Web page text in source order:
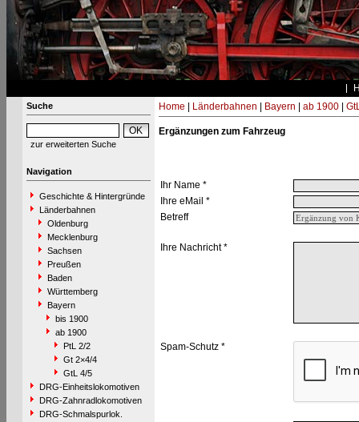
Suche
zur erweiterten Suche
Navigation
Geschichte & Hintergründe
Länderbahnen
Oldenburg
Mecklenburg
Sachsen
Preußen
Baden
Württemberg
Bayern
bis 1900
ab 1900
PtL 2/2
Gt 2×4/4
GtL 4/5
DRG-Einheitslokomotiven
DRG-Zahnradlokomotiven
DRG-Schmalspurlok.
Home Länderbahnen Bayern ab 1900|
Ergänzungen zum Fahrzeug
Ihr Name *
Ihre eMail *
Betreff
Ihre Nachricht *
Spam-Schutz *